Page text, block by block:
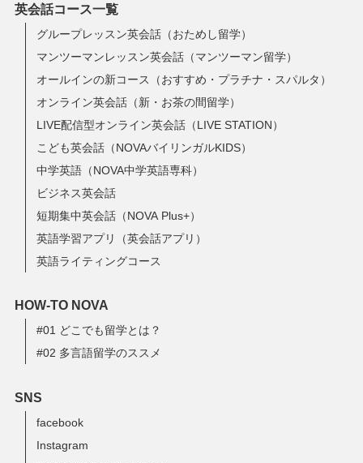
英会話コース一覧
グループレッスン英会話（おためし留学）
マンツーマンレッスン英会話（マンツーマン留学）
オールインの新コース（おすすめ・プラチナ・スパルタ）
オンライン英会話（新・お茶の間留学）
LIVE配信型オンライン英会話（LIVE STATION）
こども英会話（NOVAバイリンガルKIDS）
中学英語（NOVA中学英語専科）
ビジネス英会話
短期集中英会話（NOVA Plus+）
英語学習アプリ（英会話アプリ）
英語ライティングコース
HOW-TO NOVA
#01 どこでも留学とは？
#02 多言語留学のススメ
SNS
facebook
Instagram